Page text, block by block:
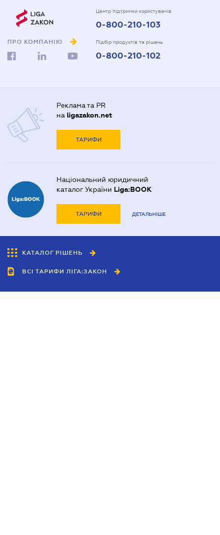
ПРО КОМПАНІЮ
Центр підтримки користувачів
0-800-210-103
Підбір продуктів та рішень
0-800-210-102
Реклама та PR
на ligazakon.net
ТАРИФИ
Національний юридичний
каталог України Liga:BOOK
ТАРИФИ ДЕТАЛЬНІШЕ
КАТАЛОГ РІШЕНЬ
ВСІ ТАРИФИ ЛІГА:ЗАКОН